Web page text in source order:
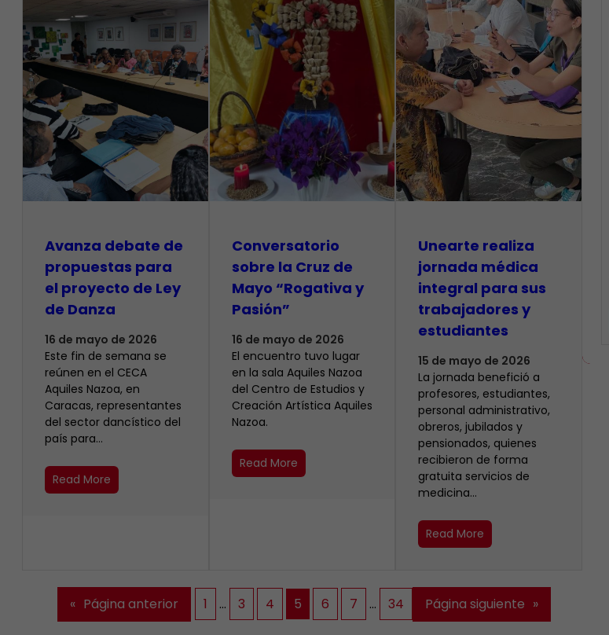
Avanza debate de
propuestas para
el proyecto de Ley
de Danza
16 de mayo de 2026
Este fin de semana se
reúnen en el CECA
Aquiles Nazoa, en
Caracas, representantes
del sector dancístico del
país para…
Read More
Conversatorio
sobre la Cruz de
Mayo “Rogativa y
Pasión”
16 de mayo de 2026
El encuentro tuvo lugar
en la sala Aquiles Nazoa
del Centro de Estudios y
Creación Artística Aquiles
Nazoa.
Read More
​Unearte realiza
jornada médica
integral para sus
trabajadores y
estudiantes
15 de mayo de 2026
La jornada benefició a
profesores, estudiantes,
personal administrativo,
obreros, jubilados y
pensionados, quienes
recibieron de forma
gratuita servicios de
medicina…
Read More
« Página anterior 1 … 3 4 5 6 7 … 34 Página siguiente »